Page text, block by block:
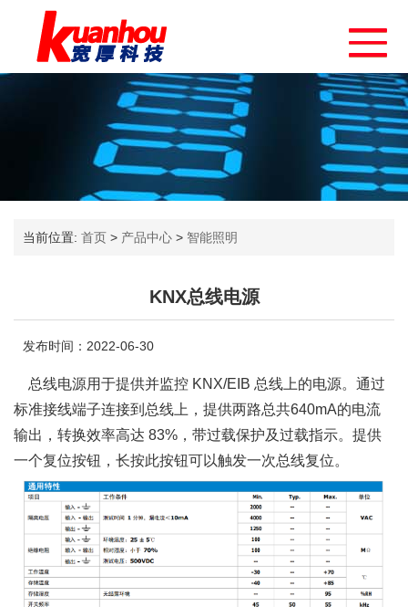
当前位置: 首页 > 产品中心 > 智能照明
KNX总线电源
发布时间：2022-06-30
总线电源用于提供并监控 KNX/EIB 总线上的电源。通过
标准接线端子连接到总线上，提供两路总共640mA的电流
输出，转换效率高达 83%，带过载保护及过载指示。提供
一个复位按钮，长按此按钮可以触发一次总线复位。